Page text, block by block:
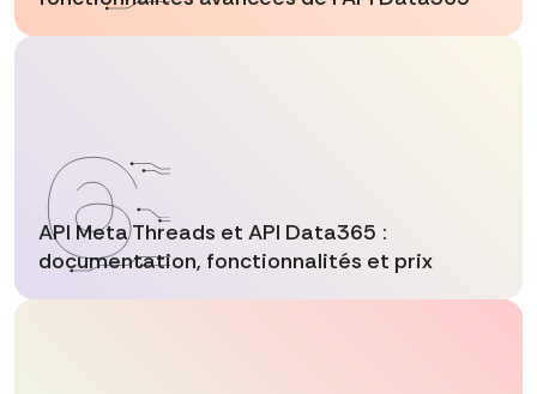
API Meta Threads et API Data365 :
documentation, fonctionnalités et prix